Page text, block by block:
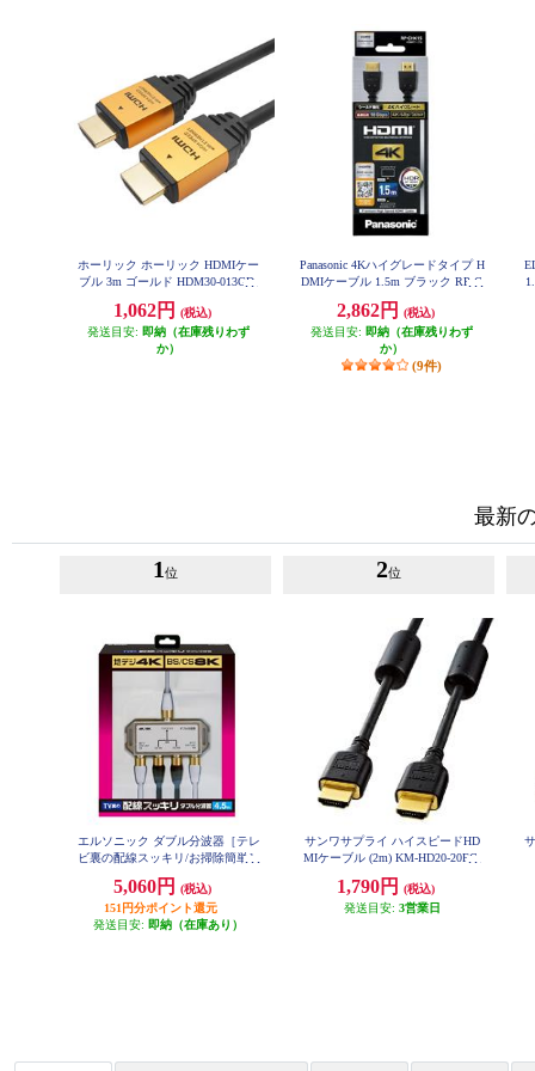
ホーリック ホーリック HDMIケー
ブル 3m ゴールド HDM30-013GD
1,062円
(税込)
発送目安: 即納（在庫残りわず
か）
Panasonic 4Kハイグレードタイプ H
DMIケーブル 1.5m ブラック RP-C
2,862円
(税込)
発送目安: 即納（在庫残りわず
か）
(9件)
最新
1 位
エルソニック ダブル分波器［テレ
ビ裏の配線スッキリ/お掃除簡単］
5,060円
(税込)
151円分ポイント還元
発送目安: 即納（在庫あり）
2位
サンワサプライ ハイスピードHD
MIケーブル (2m) KM-HD20-20FC
1,790円
(税込)
発送目安: 3営業日